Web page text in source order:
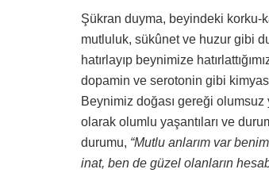
Şükran duyma, beyindeki korku-
mutluluk, sükûnet ve huzur gibi
hatırlayıp beynimize
dopamin ve serotonin gibi
Beynimiz doğası gereği
olarak olumlu yaşantıları ve
durumu, “Mutlu anlarım var
inat, ben de güzel olanların